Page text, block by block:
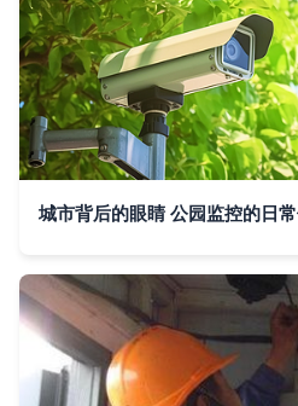
城市背后的眼睛 公园监控的日